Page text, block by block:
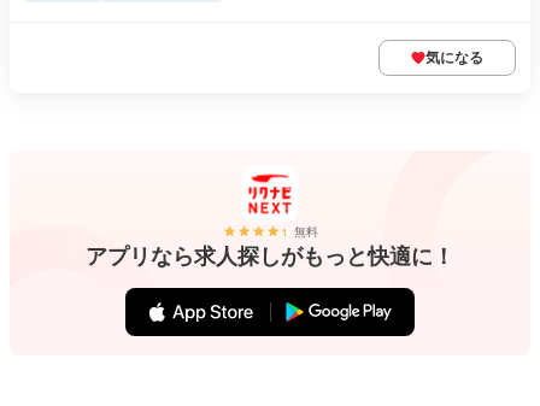
気になる
無料
アプリなら求人探しがもっと快適に！